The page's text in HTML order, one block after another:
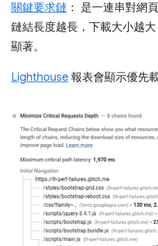
關鍵要求鏈 ： 是一連串對網
鏈結長度越長，下載大小越
顯著。
Lighthouse 報表會顯示優先